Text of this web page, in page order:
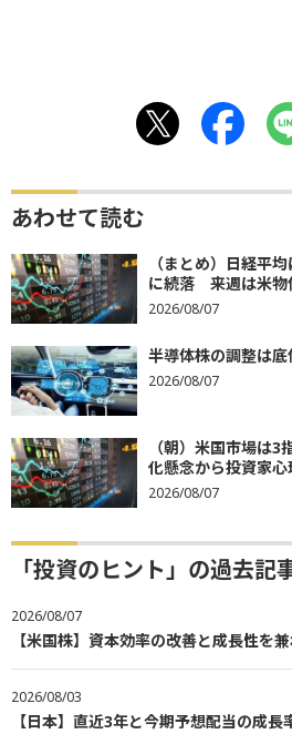
あわせて読む
（まとめ）日経平
に続落 来週は米物
2026/08/07
半導体株の調整は
2026/08/07
（朝）米国市場は
化懸念から投資家
2026/08/07
「投資のヒント」の過去記
2026/08/07
【米国株】資本効率の改善と成長性を
2026/08/03
【日本】直近3年と今期予想配当の成